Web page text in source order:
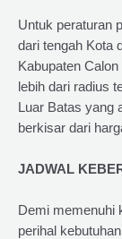
Untuk peraturan
dari tengah Kota
Kabupaten
lebih dari radius
Luar Batas yang
berkisar dari
JADWAL
Demi memenuhi
perihal